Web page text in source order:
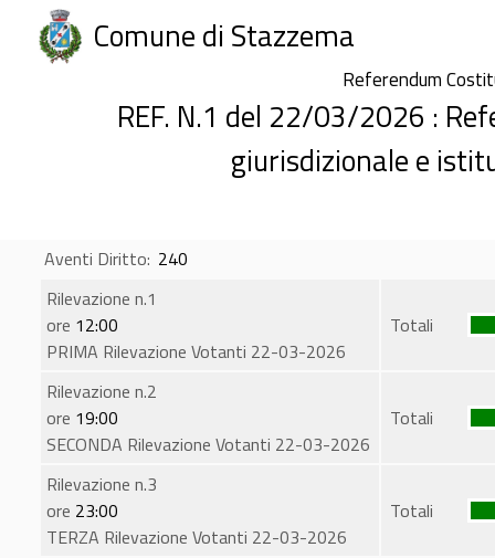
Comune di Stazzema
Referendum
REF. N.1 del 22/03/2026 :
giurisdizionale e
Aventi Diritto: 240
Rilevazione n.1
ore 12:00
PRIMA Rilevazione Votanti 22-03-2026
Totali
Rilevazione n.2
ore 19:00
SECONDA Rilevazione Votanti 22-03-2026
Totali
Rilevazione n.3
ore 23:00
TERZA Rilevazione Votanti 22-03-2026
Totali